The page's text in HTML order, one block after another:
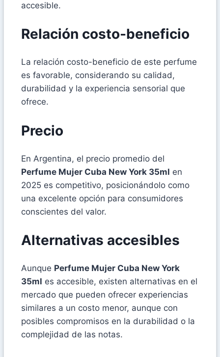
accesible.
Relación costo-beneficio
La relación costo-beneficio de este perfume
es favorable, considerando su calidad,
durabilidad y la experiencia sensorial que
ofrece.
Precio
En Argentina, el precio promedio del
Perfume Mujer Cuba New York 35ml en
2025 es competitivo, posicionándolo como
una excelente opción para consumidores
conscientes del valor.
Alternativas accesibles
Aunque Perfume Mujer Cuba New York
35ml es accesible, existen alternativas en el
mercado que pueden ofrecer experiencias
similares a un costo menor, aunque con
posibles compromisos en la durabilidad o la
complejidad de las notas.